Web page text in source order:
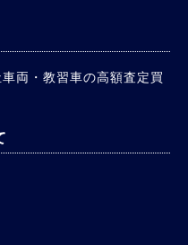
両・教習車の高額査定買